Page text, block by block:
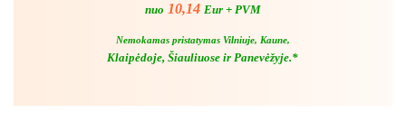
nuo 10,14 Eur + PVM
Nemokamas pristatymas Vilniuje, Kaune,
Klaipėdoje, Šiauliuose ir Panevėžyje.*